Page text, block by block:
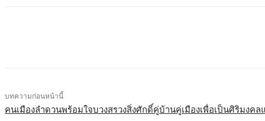
บทความก่อนหน้านี้
คนเมืองลำดวนพร้อมใจบวงสรวงสิ่งศักดิ์คู่บ้านคู่เมืองเพื่อเป็นศิริมงคล